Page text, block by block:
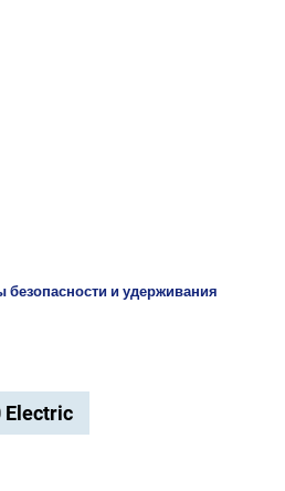
безопасности и удерживания
Electric